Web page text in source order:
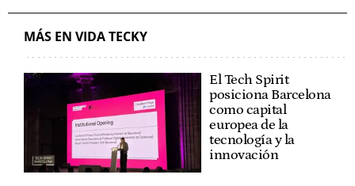
MÁS EN VIDA TECKY
El Tech Spirit
posiciona Barcelona
como capital
europea de la
tecnología y la
innovación